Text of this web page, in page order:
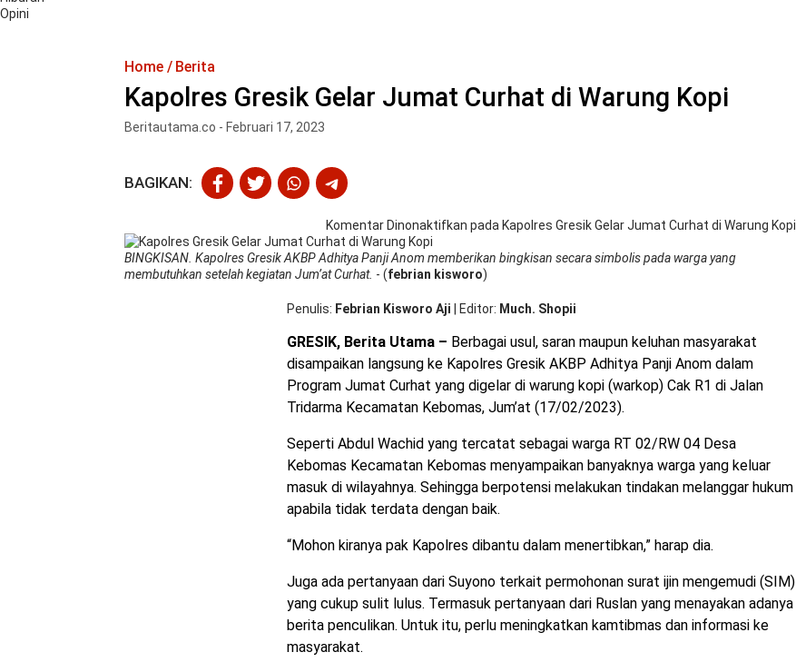
Opini
Home Berita
Kapolres Gresik Gelar Jumat Curhat di Warung Kopi
Beritautama.co - Februari 17, 2023
BAGIKAN:
Komentar Dinonaktifkan pada Kapolres Gresik Gelar Jumat Curhat di Warung Kopi
BINGKISAN. Kapolres Gresik AKBP Adhitya Panji Anom memberikan bingkisan secara simbolis pada warga yang
membutuhkan setelah kegiatan Jum’at Curhat. - (febrian kisworo)
Penulis Febrian Kisworo Aji Editor Much. Shopii
GRESIK, Berita Utama – Berbagai usul, saran maupun keluhan masyarakat
disampaikan langsung ke Kapolres Gresik AKBP Adhitya Panji Anom dalam
Program Jumat Curhat yang digelar di warung kopi (warkop) Cak R1 di Jalan
Tridarma Kecamatan Kebomas, Jum’at (17/02/2023).
Seperti Abdul Wachid yang tercatat sebagai warga RT 02/RW 04 Desa
Kebomas Kecamatan Kebomas menyampaikan banyaknya warga yang keluar
masuk di wilayahnya. Sehingga berpotensi melakukan tindakan melanggar hukum
apabila tidak terdata dengan baik.
“Mohon kiranya pak Kapolres dibantu dalam menertibkan,” harap dia.
Juga ada pertanyaan dari Suyono terkait permohonan surat ijin mengemudi (SIM)
yang cukup sulit lulus. Termasuk pertanyaan dari Ruslan yang menayakan adanya
berita penculikan. Untuk itu, perlu meningkatkan kamtibmas dan informasi ke
masyarakat.